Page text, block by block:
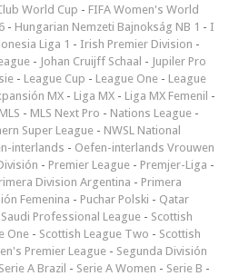
World Cup - FIFA Women's World
- Hungarian Nemzeti Bajnokság NB 1 - I
Liga 1 - Irish Premier Division -
- Johan Cruijff Schaal - Jupiler Pro
- League Cup - League One - League
MX - Liga MX - Liga MX Femenil -
MLS - MLS Next Pro - Nations League -
Super League - NWSL National
interlands - Oefen-interlands Vrouwen
- Premier League - Premjer-Liga -
Division Argentina - Primera
Femenina - Puchar Polski - Qatar
Saudi Professional League - Scottish
One - Scottish League Two - Scottish
Premier League - Segunda División
Serie A Brazil - Serie A Women - Serie B -